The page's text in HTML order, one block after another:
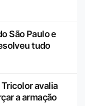
São Paulo e
tudo
Tricolor avalia
a armação